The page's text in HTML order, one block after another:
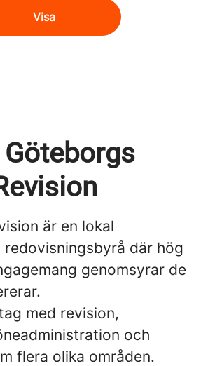
Visa
är en lokal
där hög
genomsyrar de
med revision,
och
flera olika områden.